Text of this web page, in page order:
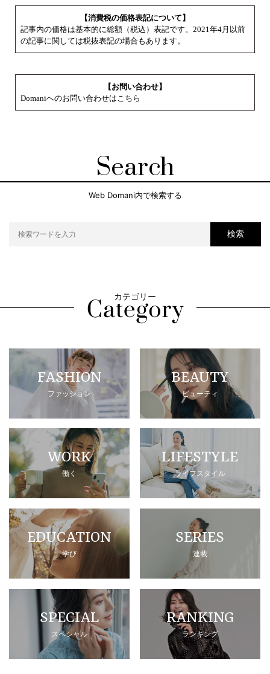
【消費税の価格表記について】
記事内の価格は基本的に総額（税込）表記です。2021年4月以前
の記事に関しては税抜表記の場合もあります。
【お問い合わせ】
Domaniへのお問い合わせはこちら
Search
Web Domani内で検索する
検索
カテゴリー
FASHION
ファッション
BEAUTY
ビューティ
WORK
働く
LIFESTYLE
ライフスタイル
EDUCATION
学び
SERIES
連載
SPECIAL
スペシャル
RANKING
ランキング